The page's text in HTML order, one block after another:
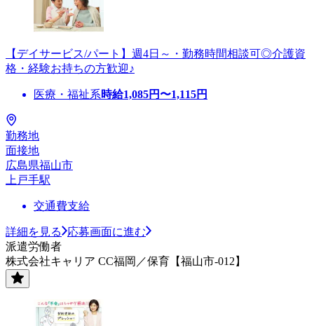
【デイサービス/パート】週4日～・勤務時間相談可◎介護資
格・経験お持ちの方歓迎♪
医療・福祉系時給1,085円〜1,115円
勤務地
面接地
広島県福山市
上戸手駅
交通費支給
詳細を見る
応募画面に進む
派遣労働者
株式会社キャリア CC福岡／保育【福山市-012】